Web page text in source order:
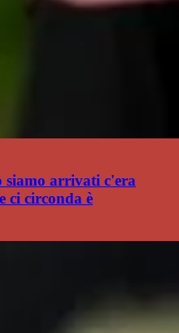
arrivati c'era
ci circonda è